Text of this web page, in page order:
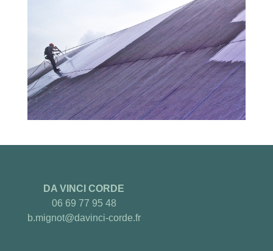
DA VINCI CORDE
06 69 77 95 48
b.mignot@davinci-corde.fr